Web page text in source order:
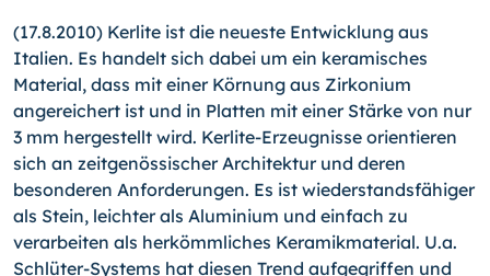
(17.8.2010) Kerlite ist die neueste Entwicklung aus
Italien. Es handelt sich dabei um ein keramisches
Material, dass mit einer Körnung aus Zirkonium
angereichert ist und in Platten mit einer Stärke von nur
3 mm hergestellt wird. Kerlite-Erzeugnisse orientieren
sich an zeitgenössischer Architektur und deren
besonderen Anforderungen. Es ist wiederstandsfähiger
als Stein, leichter als Aluminium und einfach zu
verarbeiten als herkömmliches Keramikmaterial. U.a.
Schlüter-Systems hat diesen Trend aufgegriffen und